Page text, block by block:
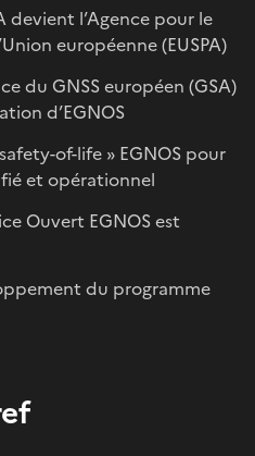
devient l’Agence pour le
européenne (EUSPA)
du GNSS européen (GSA)
d’EGNOS
of-life » EGNOS pour
et opérationnel
Ouvert EGNOS est
du programme